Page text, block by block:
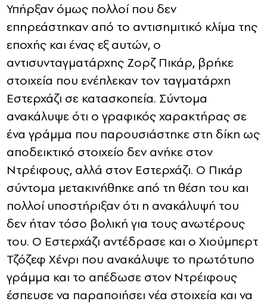
Υπήρξαν όμως πολλοί που δεν
επηρεάστηκαν από το αντισημιτικό κλίμα της
εποχής και ένας εξ αυτών, ο
αντισυνταγματάρχης Ζορζ Πικάρ, βρήκε
στοιχεία που ενέπλεκαν τον ταγματάρχη
Εστερχάζι σε κατασκοπεία. Σύντομα
ανακάλυψε ότι ο γραφικός χαρακτήρας σε
ένα γράμμα που παρουσιάστηκε στη δίκη ως
αποδεικτικό στοιχείο δεν ανήκε στον
Ντρέιφους, αλλά στον Εστερχάζι. Ο Πικάρ
σύντομα μετακινήθηκε από τη θέση του και
πολλοί υποστήριξαν ότι η ανακάλυψή του
δεν ήταν τόσο βολική για τους ανωτέρους
του. Ο Εστερχάζι αντέδρασε και ο Χιούμπερτ
Τζόζεφ Χένρι που ανακάλυψε το πρωτότυπο
γράμμα και το απέδωσε στον Ντρέιφους
έσπευσε να παραποιήσει νέα στοιχεία και να